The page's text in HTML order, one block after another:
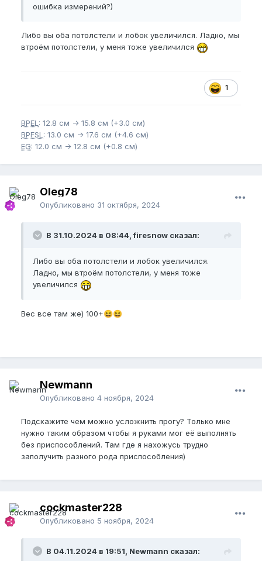
ошибка измерений?)
Либо вы оба потолстели и лобок увеличился. Ладно, мы
втроём потолстели, у меня тоже увеличился
1
BPEL : 12.8 см -> 15.8 см (+3.0 см)
BPFSL : 13.0 см -> 17.6 см (+4.6 см)
EG: 12.0 см -> 12.8 см (+0.8 см)
Oleg78
Опубликовано 31 октября, 2024
В 31.10.2024 в 08:44, firesnow сказал:
Либо вы оба потолстели и лобок увеличился.
Ладно, мы втроём потолстели, у меня тоже
увеличился
Вес все там же) 100+😆😆
Newmann
Опубликовано 4 ноября, 2024
Подскажите чем можно усложнить прогу? Только мне
нужно таким образом чтобы я руками мог её выполнять
без приспособлений. Там где я нахожусь трудно
заполучить разного рода приспособления)
cockmaster228
Опубликовано 5 ноября, 2024
В 04.11.2024 в 19:51, Newmann сказал: